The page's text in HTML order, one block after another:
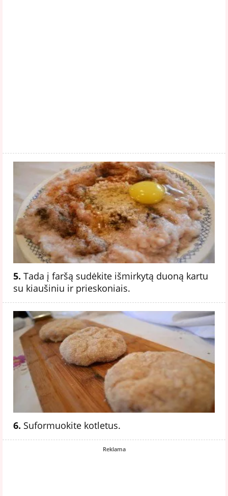
5. Tada į faršą sudėkite išmirkytą duoną kartu
su kiaušiniu ir prieskoniais.
6. Suformuokite kotletus.
Reklama